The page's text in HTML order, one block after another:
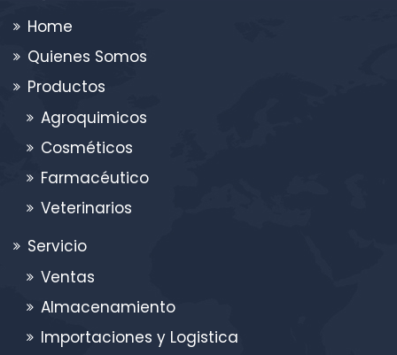
Home
Quienes Somos
Productos
Agroquimicos
Cosméticos
Farmacéutico
Veterinarios
Servicio
Ventas
Almacenamiento
Importaciones y Logistica